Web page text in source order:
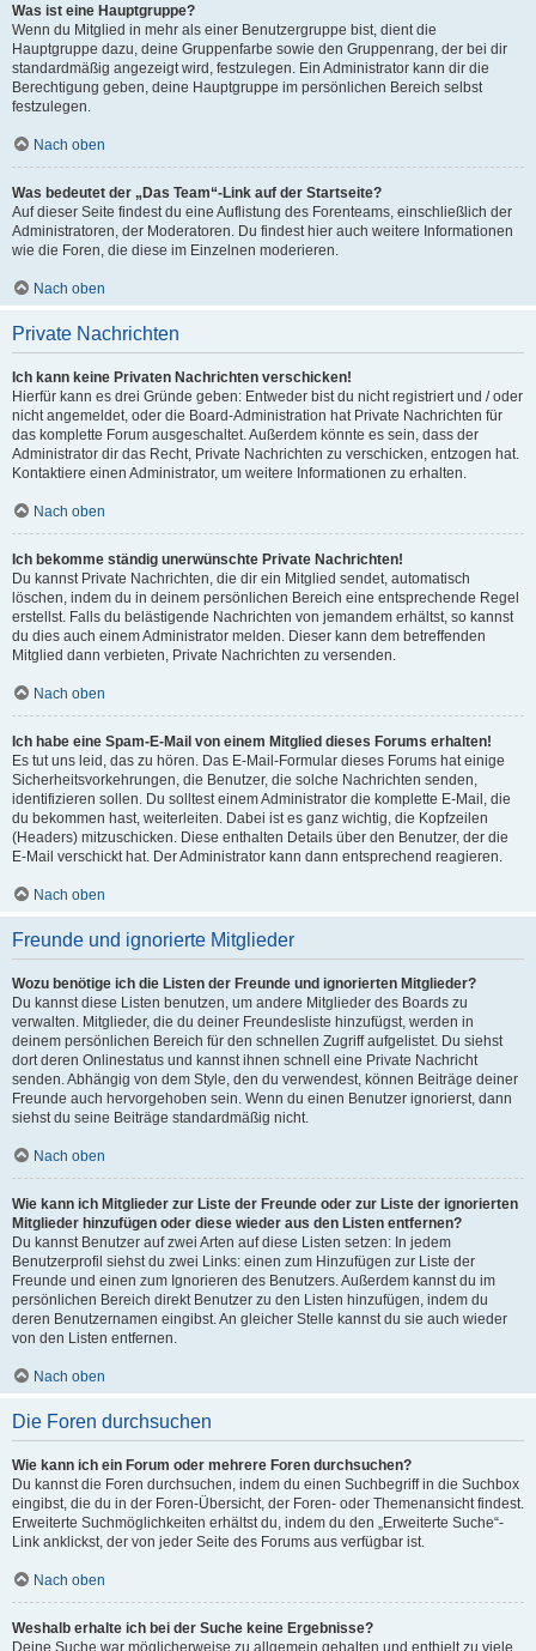
Was ist eine Hauptgruppe?
Wenn du Mitglied in mehr als einer Benutzergruppe bist, dient die
Hauptgruppe dazu, deine Gruppenfarbe sowie den Gruppenrang, der bei dir
standardmäßig angezeigt wird, festzulegen. Ein Administrator kann dir die
Berechtigung geben, deine Hauptgruppe im persönlichen Bereich selbst
festzulegen.
Nach oben
Was bedeutet der „Das Team“-Link auf der Startseite?
Auf dieser Seite findest du eine Auflistung des Forenteams, einschließlich der
Administratoren, der Moderatoren. Du findest hier auch weitere Informationen
wie die Foren, die diese im Einzelnen moderieren.
Nach oben
Private Nachrichten
Ich kann keine Privaten Nachrichten verschicken!
Hierfür kann es drei Gründe geben: Entweder bist du nicht registriert und / oder
nicht angemeldet, oder die Board-Administration hat Private Nachrichten für
das komplette Forum ausgeschaltet. Außerdem könnte es sein, dass der
Administrator dir das Recht, Private Nachrichten zu verschicken, entzogen hat.
Kontaktiere einen Administrator, um weitere Informationen zu erhalten.
Nach oben
Ich bekomme ständig unerwünschte Private Nachrichten!
Du kannst Private Nachrichten, die dir ein Mitglied sendet, automatisch
löschen, indem du in deinem persönlichen Bereich eine entsprechende Regel
erstellst. Falls du belästigende Nachrichten von jemandem erhältst, so kannst
du dies auch einem Administrator melden. Dieser kann dem betreffenden
Mitglied dann verbieten, Private Nachrichten zu versenden.
Nach oben
Ich habe eine Spam-E-Mail von einem Mitglied dieses Forums erhalten!
Es tut uns leid, das zu hören. Das E-Mail-Formular dieses Forums hat einige
Sicherheitsvorkehrungen, die Benutzer, die solche Nachrichten senden,
identifizieren sollen. Du solltest einem Administrator die komplette E-Mail, die
du bekommen hast, weiterleiten. Dabei ist es ganz wichtig, die Kopfzeilen
(Headers) mitzuschicken. Diese enthalten Details über den Benutzer, der die
E-Mail verschickt hat. Der Administrator kann dann entsprechend reagieren.
Nach oben
Freunde und ignorierte Mitglieder
Wozu benötige ich die Listen der Freunde und ignorierten Mitglieder?
Du kannst diese Listen benutzen, um andere Mitglieder des Boards zu
verwalten. Mitglieder, die du deiner Freundesliste hinzufügst, werden in
deinem persönlichen Bereich für den schnellen Zugriff aufgelistet. Du siehst
dort deren Onlinestatus und kannst ihnen schnell eine Private Nachricht
senden. Abhängig von dem Style, den du verwendest, können Beiträge deiner
Freunde auch hervorgehoben sein. Wenn du einen Benutzer ignorierst, dann
siehst du seine Beiträge standardmäßig nicht.
Nach oben
Wie kann ich Mitglieder zur Liste der Freunde oder zur Liste der ignorierten
Mitglieder hinzufügen oder diese wieder aus den Listen entfernen?
Du kannst Benutzer auf zwei Arten auf diese Listen setzen: In jedem
Benutzerprofil siehst du zwei Links: einen zum Hinzufügen zur Liste der
Freunde und einen zum Ignorieren des Benutzers. Außerdem kannst du im
persönlichen Bereich direkt Benutzer zu den Listen hinzufügen, indem du
deren Benutzernamen eingibst. An gleicher Stelle kannst du sie auch wieder
von den Listen entfernen.
Nach oben
Die Foren durchsuchen
Wie kann ich ein Forum oder mehrere Foren durchsuchen?
Du kannst die Foren durchsuchen, indem du einen Suchbegriff in die Suchbox
eingibst, die du in der Foren-Übersicht, der Foren- oder Themenansicht findest.
Erweiterte Suchmöglichkeiten erhältst du, indem du den „Erweiterte Suche“-
Link anklickst, der von jeder Seite des Forums aus verfügbar ist.
Nach oben
Weshalb erhalte ich bei der Suche keine Ergebnisse?
Deine Suche war möglicherweise zu allgemein gehalten und enthielt zu viele